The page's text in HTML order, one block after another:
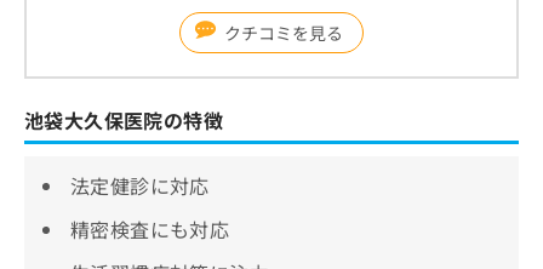
クチコミを見る
池袋大久保医院の特徴
法定健診に対応
精密検査にも対応